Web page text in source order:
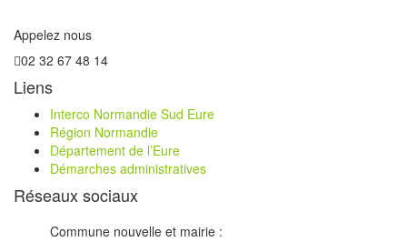
Appelez nous
02 32 67 48 14
Liens
Interco Normandie Sud Eure
Région Normandie
Département de l’Eure
Démarches administratives
Réseaux sociaux
Commune nouvelle et mairie :